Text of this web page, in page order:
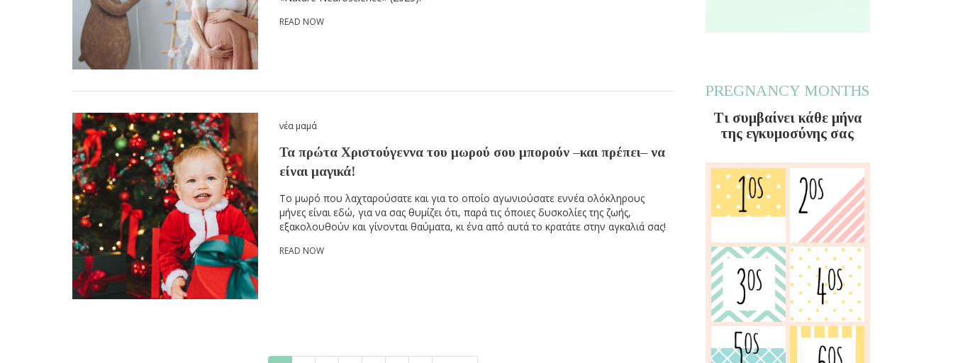
READ NOW
νέα μαμά
Τα πρώτα Χριστούγεννα του μωρού σου μπορούν –και πρέπει– να
είναι μαγικά!
Το μωρό που λαχταρούσατε και για το οποίο αγωνιούσατε εννέα ολόκληρους
μήνες είναι εδώ, για να σας θυμίζει ότι, παρά τις όποιες δυσκολίες της ζωής,
εξακολουθούν και γίνονται θαύματα, κι ένα από αυτά το κρατάτε στην αγκαλιά σας!
READ NOW
PREGNANCY MONTHS
Τι συμβαίνει κάθε μήνα
της εγκυμοσύνης σας